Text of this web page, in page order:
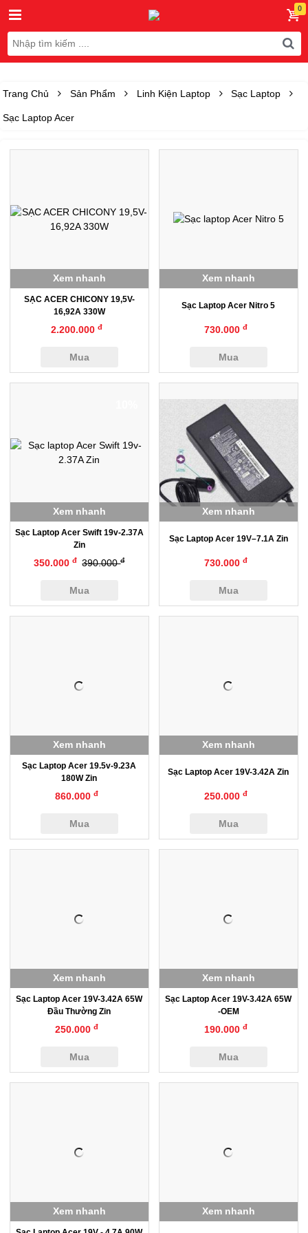
Trang Chủ Sản Phẩm Linh Kiện Laptop Sạc Laptop
Sạc Laptop Acer
SẠC ACER CHICONY 19,5V-
16,92A 330W
2.200.000đ
Mua
Xem nhanh
Sạc Laptop Acer Nitro 5
730.000đ
Mua
Xem nhanh
Sạc Laptop Acer Swift 19v-2.37A
Zin
350.000đ 390.000đ
Mua
Xem nhanh
Sạc Laptop Acer 19V–7.1A Zin
730.000đ
Mua
Xem nhanh
Sạc Laptop Acer 19.5v-9.23A
180W Zin
860.000đ
Mua
Xem nhanh
Sạc Laptop Acer 19V-3.42A Zin
250.000đ
Mua
Xem nhanh
Sạc Laptop Acer 19V-3.42A 65W
Đầu Thường Zin
250.000đ
Mua
Xem nhanh
Sạc Laptop Acer 19V-3.42A 65W
-OEM
190.000đ
Mua
Xem nhanh
Xem nhanh Xem nhanh